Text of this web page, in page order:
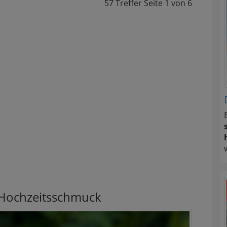
57 Treffer Seite 1 von 6